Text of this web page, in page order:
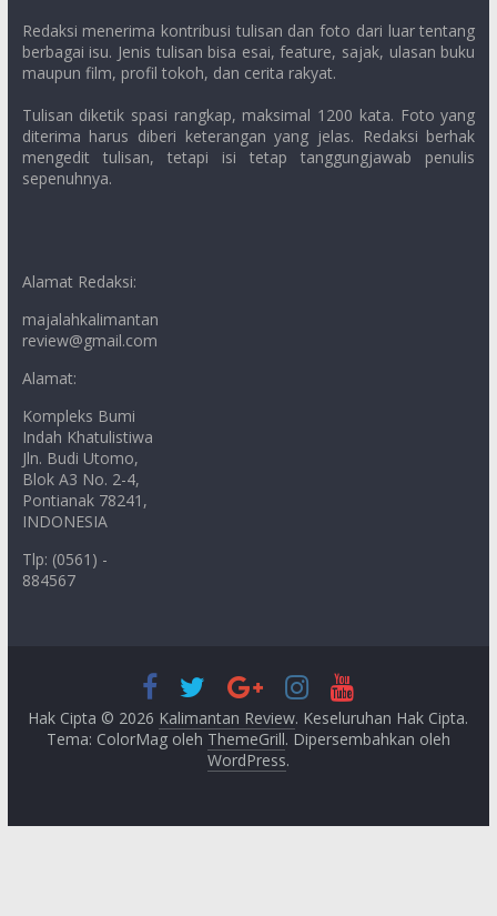
Redaksi menerima kontribusi tulisan dan foto dari luar tentang
berbagai isu. Jenis tulisan bisa esai, feature, sajak, ulasan buku
maupun film, profil tokoh, dan cerita rakyat.
Tulisan diketik spasi rangkap, maksimal 1200 kata. Foto yang
diterima harus diberi keterangan yang jelas. Redaksi berhak
mengedit tulisan, tetapi isi tetap tanggungjawab penulis
sepenuhnya.
Alamat Redaksi:
majalahkalimantan
review@gmail.com
Alamat:
Kompleks Bumi
Indah Khatulistiwa
Jln. Budi Utomo,
Blok A3 No. 2-4,
Pontianak 78241,
INDONESIA
Tlp: (0561) -
884567
Hak Cipta © 2026 Kalimantan Review. Keseluruhan Hak Cipta.
Tema: ColorMag oleh ThemeGrill. Dipersembahkan oleh
WordPress.